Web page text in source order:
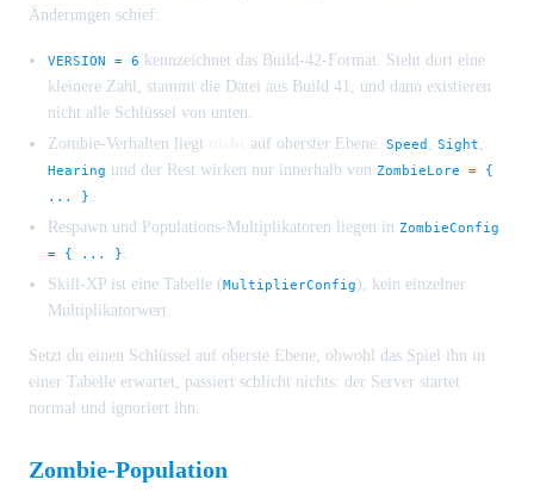
Änderungen schief:
VERSION = 6 kennzeichnet das Build-42-Format. Steht dort eine
kleinere Zahl, stammt die Datei aus Build 41, und dann existieren
nicht alle Schlüssel von unten.
Zombie-Verhalten liegt
auf oberster Ebene. Speed , Sight,
Hearing und der Rest wirken nur innerhalb von ZombieLore = {
... }.
Respawn und Populations-Multiplikatoren liegen in ZombieConfig
= { ... }.
Skill-XP ist eine Tabelle (MultiplierConfig), kein einzelner
Multiplikatorwert.
Setzt du einen Schlüssel auf oberste Ebene, obwohl das Spiel ihn in
einer Tabelle erwartet, passiert schlicht nichts: der Server startet
normal und ignoriert ihn.
Zombie-Population